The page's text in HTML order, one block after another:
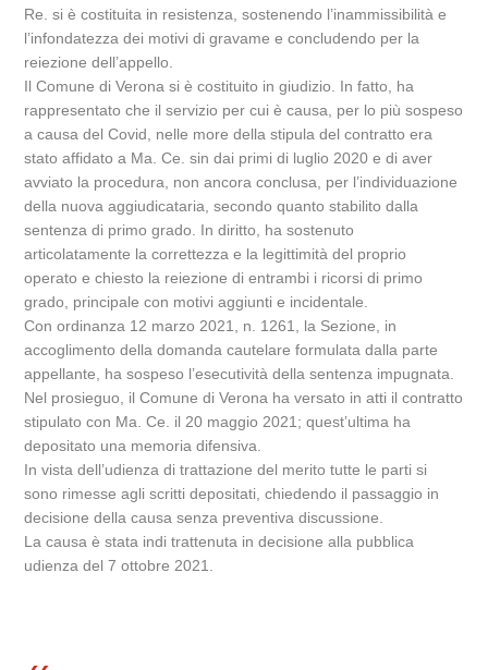
Re. si è costituita in resistenza, sostenendo l’inammissibilità e
l’infondatezza dei motivi di gravame e concludendo per la
reiezione dell’appello.
Il Comune di Verona si è costituito in giudizio. In fatto, ha
rappresentato che il servizio per cui è causa, per lo più sospeso
a causa del Covid, nelle more della stipula del contratto era
stato affidato a Ma. Ce. sin dai primi di luglio 2020 e di aver
avviato la procedura, non ancora conclusa, per l’individuazione
della nuova aggiudicataria, secondo quanto stabilito dalla
sentenza di primo grado. In diritto, ha sostenuto
articolatamente la correttezza e la legittimità del proprio
operato e chiesto la reiezione di entrambi i ricorsi di primo
grado, principale con motivi aggiunti e incidentale.
Con ordinanza 12 marzo 2021, n. 1261, la Sezione, in
accoglimento della domanda cautelare formulata dalla parte
appellante, ha sospeso l’esecutività della sentenza impugnata.
Nel prosieguo, il Comune di Verona ha versato in atti il contratto
stipulato con Ma. Ce. il 20 maggio 2021; quest’ultima ha
depositato una memoria difensiva.
In vista dell’udienza di trattazione del merito tutte le parti si
sono rimesse agli scritti depositati, chiedendo il passaggio in
decisione della causa senza preventiva discussione.
La causa è stata indi trattenuta in decisione alla pubblica
udienza del 7 ottobre 2021.